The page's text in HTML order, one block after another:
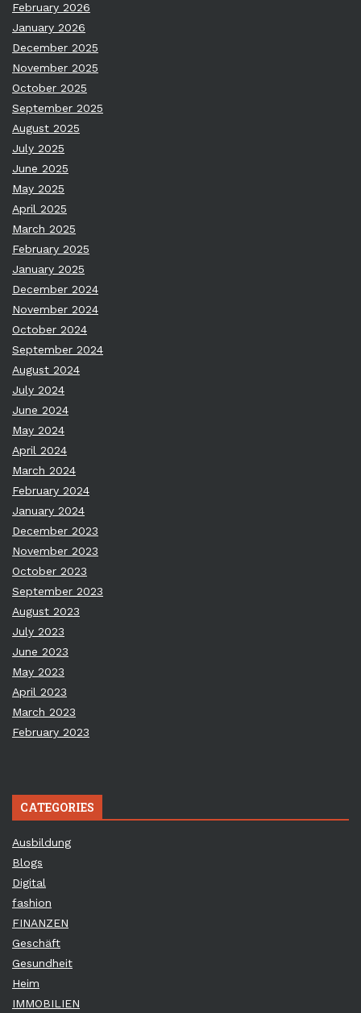
February 2026
January 2026
December 2025
November 2025
October 2025
September 2025
August 2025
July 2025
June 2025
May 2025
April 2025
March 2025
February 2025
January 2025
December 2024
November 2024
October 2024
September 2024
August 2024
July 2024
June 2024
May 2024
April 2024
March 2024
February 2024
January 2024
December 2023
November 2023
October 2023
September 2023
August 2023
July 2023
June 2023
May 2023
April 2023
March 2023
February 2023
CATEGORIES
Ausbildung
Blogs
Digital
fashion
FINANZEN
Geschäft
Gesundheit
Heim
IMMOBILIEN